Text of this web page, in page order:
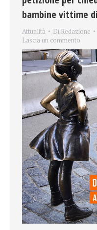
bambine vittime
Attualità Di Redazione
Lascia un commento